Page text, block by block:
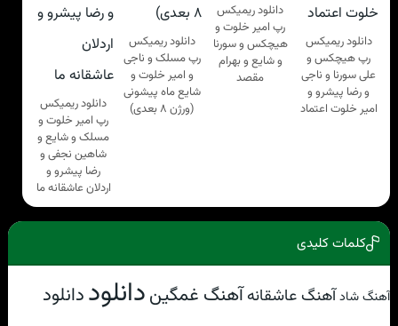
دانلود ریمیکس
رپ هیچکس و
علی سورنا و ناجی
و رضا پیشرو و
امیر خلوت اعتماد
دانلود ریمیکس
رپ امیر خلوت و
هیچکس و سورنا
و شایع و بهرام
مقصد
دانلود ریمیکس
رپ مسلک و ناجی
و امیر خلوت و
شایع ماه پیشونی
(ورژن ۸ بعدی)
دانلود ریمیکس
رپ امیر خلوت و
مسلک و شایع و
شاهین نجفی و
رضا پیشرو و
اردلان عاشقانه ما
کلمات کلیدی
آهنگ شادآهنگ عاشقانهآهنگ غمگیندانلوددانلود